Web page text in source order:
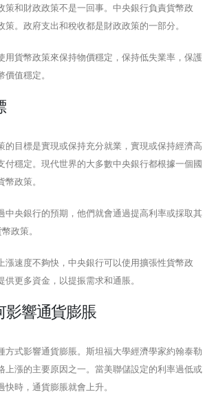
策和財政政策不是一回事。中央銀行負責貨幣政
策。政府支出和稅收都是財政政策的一部分。
用貨幣政策來保持物價穩定，保持低失業率，保護
值穩定。
的目標是實現或保持充分就業，實現或保持經濟高
付穩定。現代世界的大多數中央銀行都根據一個國
政策。
中央銀行的預期，他們就會通過提高利率或採取其
政策。
漲速度不夠快，中央銀行可以使用擴張性貨幣政
更多資金，以提振需求和通脹。
影響通貨膨脹
方式影響通貨膨脹。斯坦福大學經濟學家約翰泰勒
上漲的主要原因之一。當美聯儲設定的利率過低或
時，通貨膨脹就會上升。